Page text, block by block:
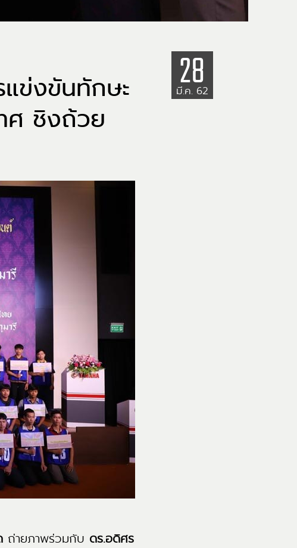
แข่งขันทักษะ
ศ ชิงถ้วย
28
มี.ค. 62
ถ่ายภาพร่วมกับ ดร.อดิศร